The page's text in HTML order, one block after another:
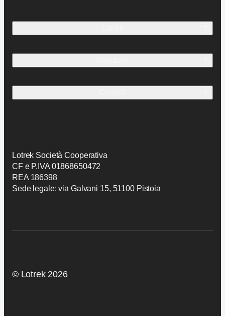
Identità e persone
Idee.
Cosa e come
Lavori
Lotrek Società Cooperativa
CF e P.IVA 01868650472
REA 186398
Sede legale: via Galvani 15, 51100 Pistoia
© Lotrek 2026